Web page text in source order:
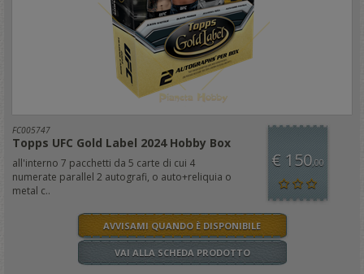
FC005747
Topps UFC Gold Label 2024 Hobby Box
all'interno 7 pacchetti da 5 carte di cui 4
numerate parallel 2 autografi, o auto+reliquia o
metal c..
€ 150,00
AVVISAMI QUANDO È DISPONIBILE
VAI ALLA SCHEDA PRODOTTO